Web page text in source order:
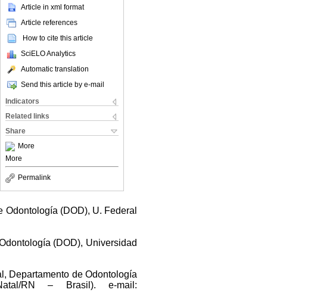
Article in xml format
Article references
How to cite this article
SciELO Analytics
Automatic translation
Send this article by e-mail
Indicators
Related links
Share
More
More
Permalink
(DOD), U. Federal
(DOD), Universidad
Departamento de Odontología
RN – Brasil).
e-mail: